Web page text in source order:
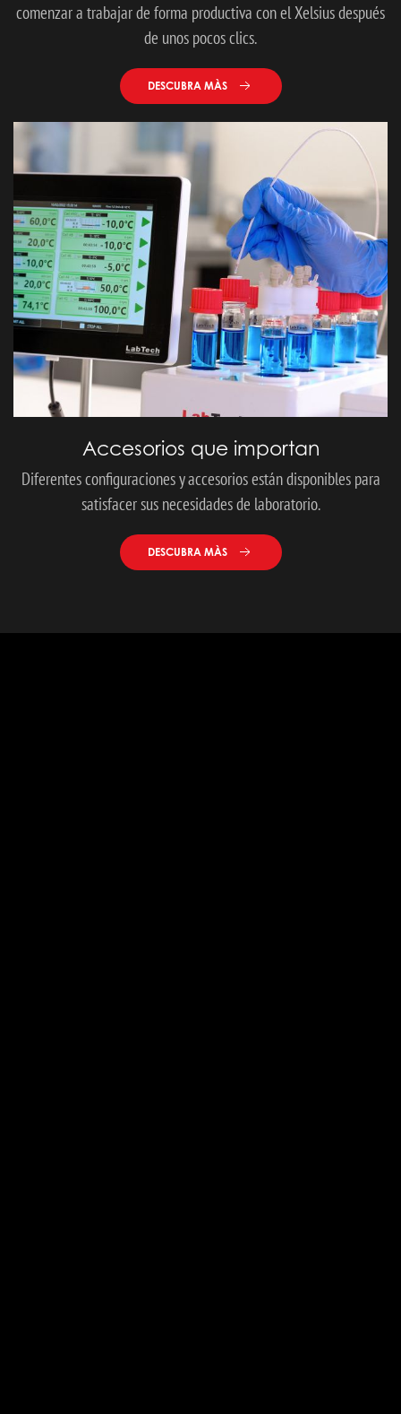
comenzar a trabajar de forma productiva con el Xelsius después
de unos pocos clics.
DESCUBRA MÀS
Accesorios que importan
Diferentes configuraciones y accesorios están disponibles para
satisfacer sus necesidades de laboratorio.
DESCUBRA MÀS